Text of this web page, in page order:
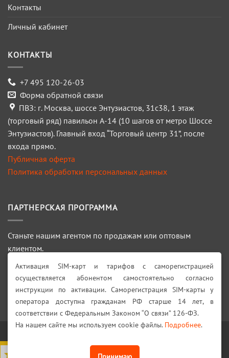
Контакты
Личный кабинет
КОНТАКТЫ
+7 495 120-26-03
Форма обратной связи
ПВЗ: г. Москва, шоссе Энтузиастов, 31с38, 1 этаж
(торговый ряд) павильон А-14 (10 шагов от метро Шоссе
Энтузиастов). Главный вход “Торговый центр 31”, после
входа прямо.
Публичная оферта
Политика обработки персональных данных
ПАРТНЕРСКАЯ ПРОГРАММА
Станьте нашим агентом по продажам или оптовым
клиентом.
ПОДРОБНЕЕ >>>
Искать:
Активация SIM-карт и тарифов с саморегистрацией
осуществляется абонентом самостоятельно согласно
инструкции по активации. Саморегистрация SIM-карты у
оператора доступна гражданам РФ старше 14 лет, в
соответствии с Федеральным Законом “О связи” 126-ФЗ.
На нашем сайте мы используем cookie файлы. Подробнее.